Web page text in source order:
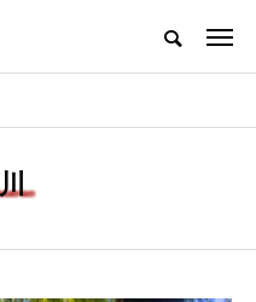
馬の魅力を発信
グルメ